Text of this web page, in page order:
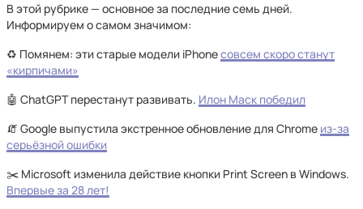
В этой рубрике — основное за последние семь дней.
Информируем о самом значимом:
♻️ Помянем: эти старые модели iPhoneсовсем скоро станут
«кирпичами»
🤖 ChatGPT перестанут развивать. Илон Маск победил
🧯 Google выпустила экстренное обновление для Chrome из-за
серьёзной ошибки
✂️ Microsoft изменила действие кнопки Print Screen в Windows.
Впервые за 28 лет!